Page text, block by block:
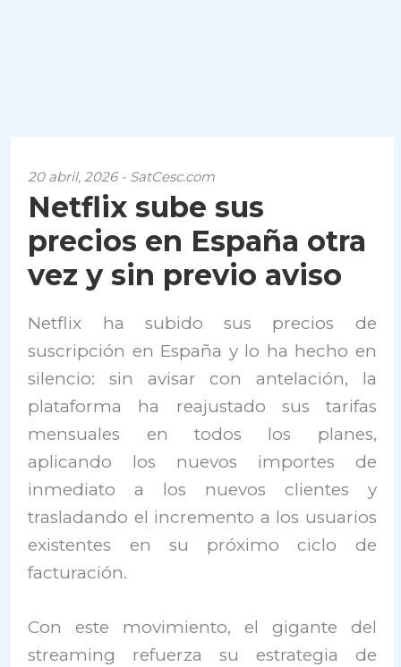
20 abril, 2026 - SatCesc.com
Netflix sube sus
precios en España otra
vez y sin previo aviso
Netflix ha subido sus precios de
suscripción en España y lo ha hecho en
silencio: sin avisar con antelación, la
plataforma ha reajustado sus tarifas
mensuales en todos los planes,
aplicando los nuevos importes de
inmediato a los nuevos clientes y
trasladando el incremento a los usuarios
existentes en su próximo ciclo de
facturación.
Con este movimiento, el gigante del
streaming refuerza su estrategia de